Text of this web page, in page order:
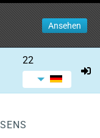
Ansehen
22